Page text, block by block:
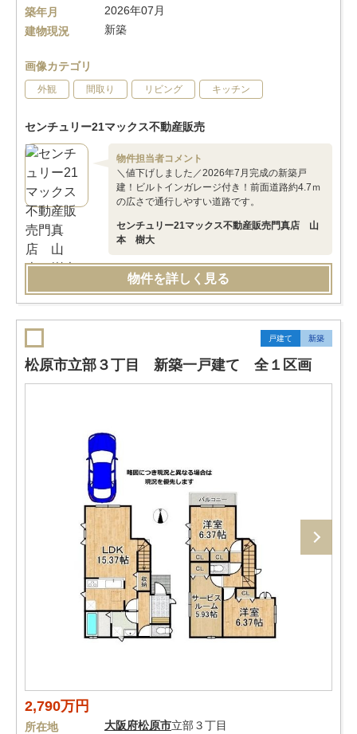
築年月
2026年07月
建物現況
新築
画像カテゴリ
外観 間取り リビング キッチン
センチュリー21マックス不動産販売
物件担当者コメント
＼値下げしました／2026年7月完成の新築戸
建！ビルトインガレージ付き！前面道路約4.7ｍ
の広さで通行しやすい道路です。
センチュリー21マックス不動産販売門真店 山
本 樹大
物件を詳しく見る
戸建て 新築
松原市立部３丁目 新築一戸建て 全１区画
2,790万円
所在地 大阪府松原市立部３丁目